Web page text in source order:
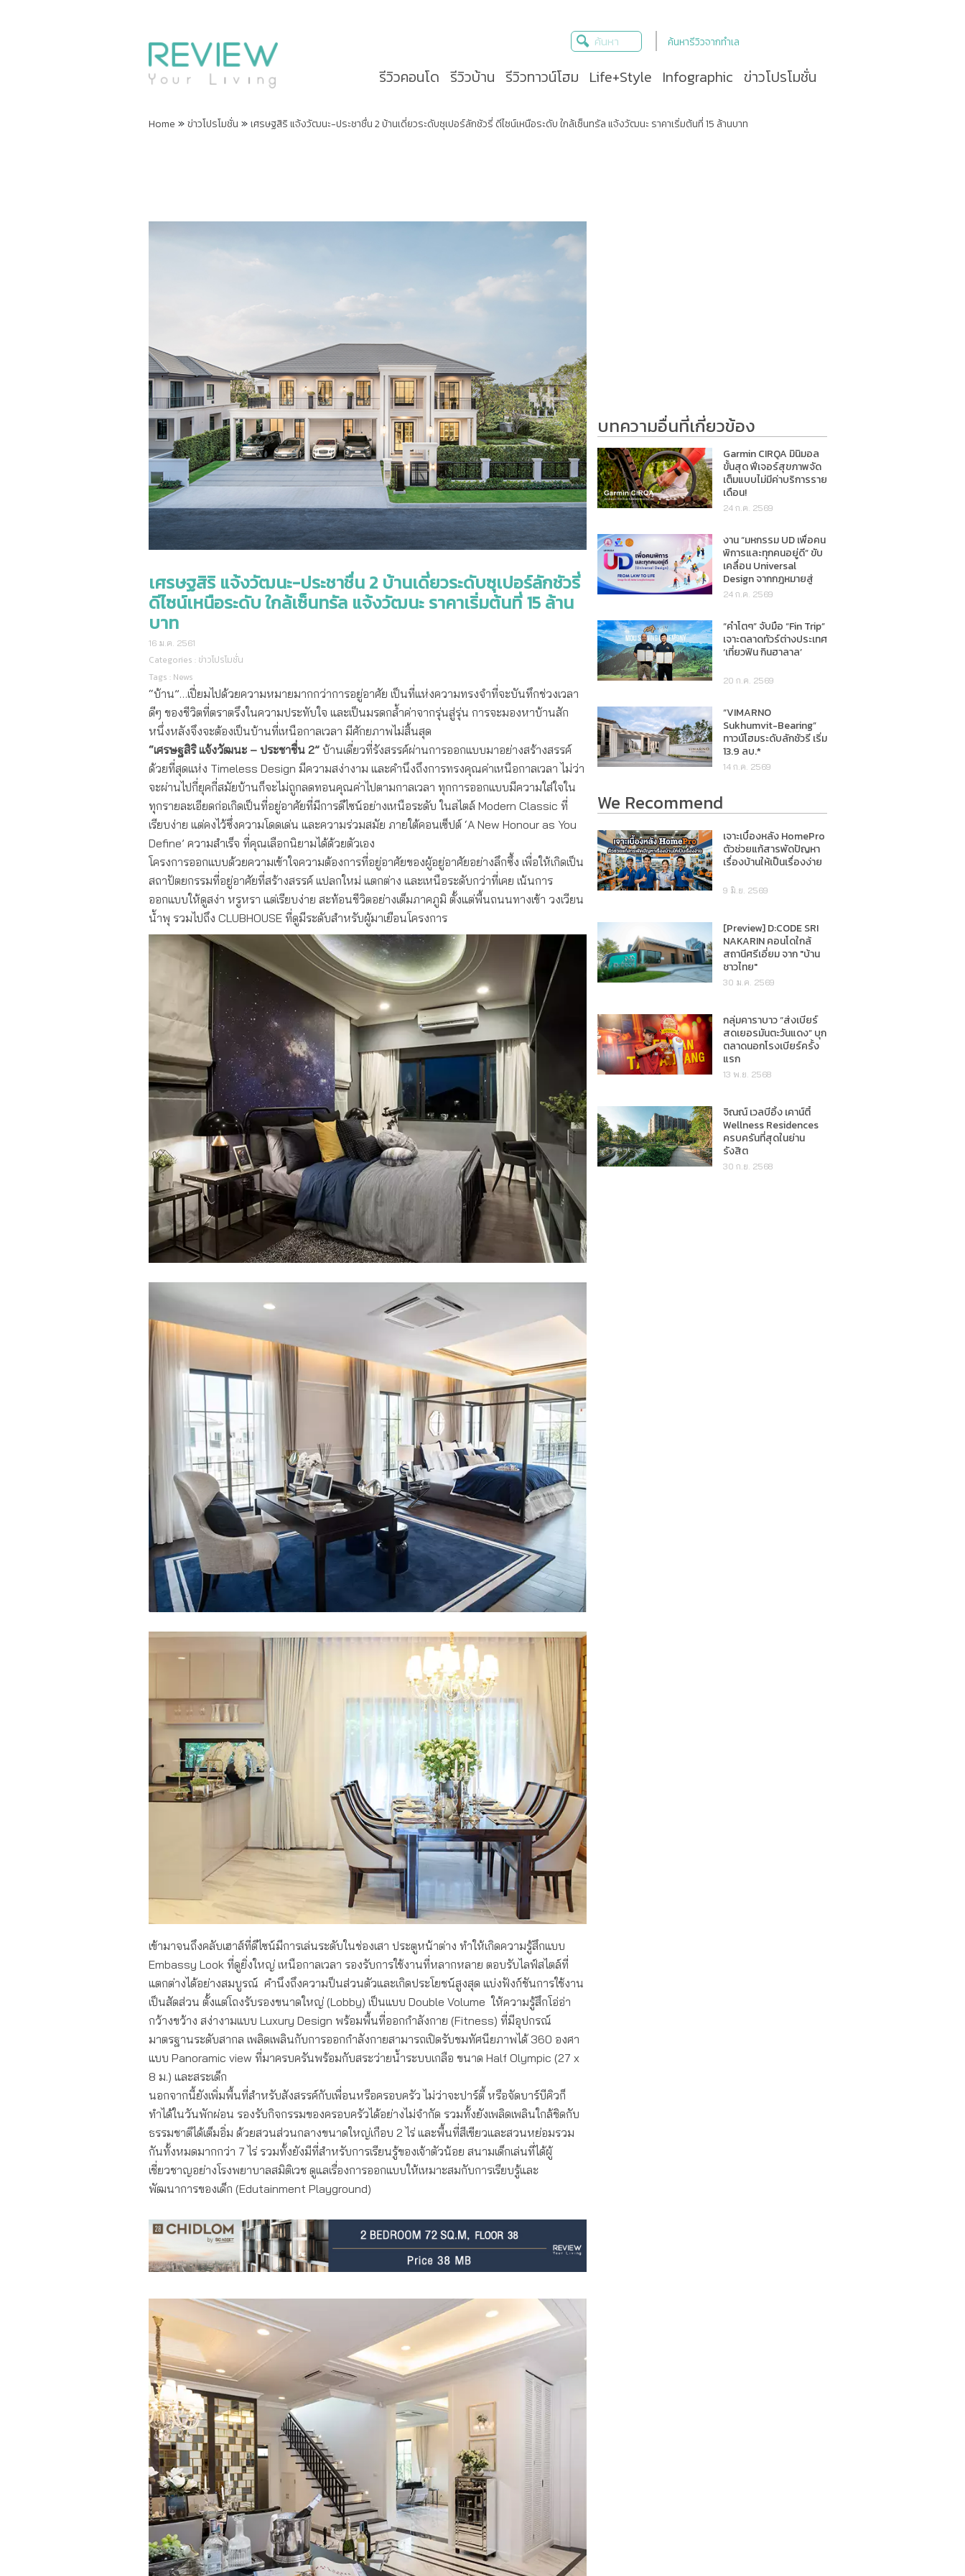
ค้นหารีวิวจากทำเล
รีวิวคอนโด รีวิวบ้าน รีวิวทาวน์โฮม Life+Style Infographic ข่าวโปรโมชั่น
Home »ข่าวโปรโมชั่น »เศรษฐสิริ แจ้งวัฒนะ-ประชาชื่น 2 บ้านเดี่ยวระดับซุเปอร์ลักชัวรี่ ดีไซน์เหนือระดับ ใกล้เซ็นทรัล แจ้งวัฒนะ ราคาเริ่มต้นที่ 15 ล้านบาท
เศรษฐสิริ แจ้งวัฒนะ-ประชาชื่น 2 บ้านเดี่ยวระดับซุเปอร์ลักชัวรี่
ดีไซน์เหนือระดับ ใกล้เซ็นทรัล แจ้งวัฒนะ ราคาเริ่มต้นที่ 15 ล้าน
บาท
16 ม.ค. 2561
Categories : ข่าวโปรโมชั่น
Tags : News
“บ้าน”…เปี่ยมไปด้วยความหมายมากกว่าการอยู่อาศัย เป็นที่แห่งความทรงจำที่จะบันทึกช่วงเวลา
ดีๆ ของชีวิตที่ตราตรึงในความประทับใจ และเป็นมรดกล้ำค่าจากรุ่นสู่รุ่น การจะมองหาบ้านสัก
หนึ่งหลังจึงจะต้องเป็นบ้านที่เหนือกาลเวลา มีศักยภาพไม่สิ้นสุด
“เศรษฐสิริ แจ้งวัฒนะ – ประชาชื่น 2” บ้านเดี่ยวที่รังสรรค์ผ่านการออกแบบมาอย่างสร้างสรรค์
ด้วยที่สุดแห่ง Timeless Design มีความสง่างาม และคำนึงถึงการทรงคุณค่าเหนือกาลเวลา ไม่ว่า
จะผ่านไปกี่ยุคกี่สมัยบ้านก็จะไม่ถูกลดทอนคุณค่าไปตามกาลเวลา ทุกการออกแบบมีความใส่ใจใน
ทุกรายละเอียดก่อเกิดเป็นที่อยู่อาศัยที่มีการดีไซน์อย่างเหนือระดับ ในสไตล์ Modern Classic ที่
เรียบง่าย แต่คงไว้ซึ่งความโดดเด่น และความร่วมสมัย ภายใต้คอนเซ็ปต์ ‘A New Honour as You
Define’ ความสำเร็จ ที่คุณเลือกนิยามได้ด้วยตัวเอง
โครงการออกแบบด้วยความเข้าใจความต้องการที่อยู่อาศัยของผู้อยู่อาศัยอย่างลึกซึ้ง เพื่อให้เกิดเป็น
สถาปัตยกรรมที่อยู่อาศัยที่สร้างสรรค์ แปลกใหม่ แตกต่าง และเหนือระดับกว่าที่เคย เน้นการ
ออกแบบให้ดูสง่า หรูหรา แต่เรียบง่าย สะท้อนชีวิตอย่างเต็มภาคภูมิ ตั้งแต่พื้นถนนทางเข้า วงเวียน
น้ำพุ รวมไปถึง CLUBHOUSE ที่ดูมีระดับสำหรับผู้มาเยือนโครงการ
เข้ามาจนถึงคลับเฮาส์ที่ดีไซน์มีการเล่นระดับในช่องเสา ประตูหน้าต่าง ทำให้เกิดความรู้สึกแบบ
Embassy Look ที่ดูยิ่งใหญ่ เหนือกาลเวลา รองรับการใช้งานที่หลากหลาย ตอบรับไลฟ์สไตล์ที่
แตกต่างได้อย่างสมบูรณ์ คำนึงถึงความป็นส่วนตัวและเกิดประโยชน์สูงสุด แบ่งฟังก์ชันการใช้งาน
เป็นสัดส่วน ตั้งแต่โถงรับรองขนาดใหญ่ (Lobby) เป็นแบบ Double Volume ให้ความรู้สึกโอ่อ่า
กว้างขว้าง สง่างามแบบ Luxury Design พร้อมพื้นที่ออกกำลังกาย (Fitness) ที่มีอุปกรณ์
มาตรฐานระดับสากล เพลิดเพลินกับการออกกำลังกายสามารถเปิดรับชมทัศนียภาพได้ 360 องศา
แบบ Panoramic view ที่มาครบครันพร้อมกับสระว่ายน้ำระบบเกลือ ขนาด Half Olympic (27 x
8 ม.) และสระเด็ก
นอกจากนี้ยังเพิ่มพื้นที่สำหรับสังสรรค์กับเพื่อนหรือครอบครัว ไม่ว่าจะปาร์ตี้ หรือจัดบาร์บีคิวก็
ทำได้ในวันพักผ่อน รองรับกิจกรรมของครอบครัวได้อย่างไม่จำกัด รวมทั้งยังเพลิดเพลินใกล้ชิดกับ
ธรรมชาติได้เต็มอิ่ม ด้วยสวนส่วนกลางขนาดใหญ่เกือบ 2 ไร่ และพื้นที่สีเขียวและสวนหย่อมรวม
กันทั้งหมดมากกว่า 7 ไร่ รวมทั้งยังมีที่สำหรับการเรียนรู้ของเจ้าตัวน้อย สนามเด็กเล่นที่ได้ผู้
เชี่ยวชาญอย่างโรงพยาบาลสมิติเวช ดูแลเรื่องการออกแบบให้เหมาะสมกับการเรียบรู้และ
พัฒนาการของเด็ก (Edutainment Playground)
บทความอื่นที่เกี่ยวข้อง
Garmin CIRQA มินิมอล
ขั้นสุด ฟีเจอร์สุขภาพจัด
เต็มแบบไม่มีค่าบริการราย
เดือน!
24 ก.ค. 2569
งาน “มหกรรม UD เพื่อคน
พิการและทุกคนอยู่ดี” ขับ
เคลื่อน Universal
Design จากกฎหมายสู่
การใช้ชีวิตจริง
24 ก.ค. 2569
“คำโตๆ” จับมือ “Fin Trip”
เจาะตลาดทัวร์ต่างประเทศ
‘เที่ยวฟิน กินฮาลาล’
20 ก.ค. 2569
“VIMARNO
Sukhumvit-Bearing”
ทาวน์โฮมระดับลักชัวรี เริ่ม
13.9 ลบ.*
14 ก.ค. 2569
We Recommend
เจาะเบื้องหลัง HomePro
ตัวช่วยแก้สารพัดปัญหา
เรื่องบ้านให้เป็นเรื่องง่าย
9 มิ.ย. 2569
[Preview] D:CODE SRI
NAKARIN คอนโดใกล้
สถานีศรีเอี่ยม จาก "บ้าน
ชาวไทย"
30 ม.ค. 2569
กลุ่มคาราบาว “ส่งเบียร์
สดเยอรมันตะวันแดง” บุก
ตลาดนอกโรงเบียร์ครั้ง
แรก
13 พ.ย. 2568
จิณณ์ เวลบีอิ้ง เคาน์ตี้
Wellness Residences
ครบครันที่สุดในย่าน
รังสิต
30 ก.ย. 2568